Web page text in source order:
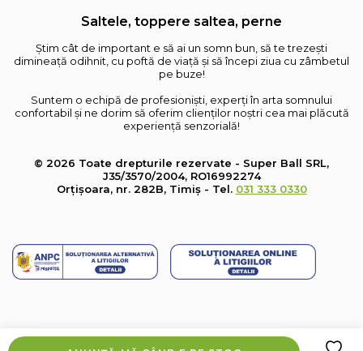
Saltele, toppere saltea, perne
Știm cât de important e să ai un somn bun, să te trezești
dimineață odihnit, cu poftă de viață și să începi ziua cu zâmbetul
pe buze!
Suntem o echipă de profesioniști, experți în arta somnului
confortabil și ne dorim să oferim clienților noștri cea mai plăcută
experiență senzorială!
© 2026 Toate drepturile rezervate - Super Ball SRL,
J35/3570/2004, RO16992274
Orțișoara, nr. 282B, Timiș - Tel. 031 333 0330